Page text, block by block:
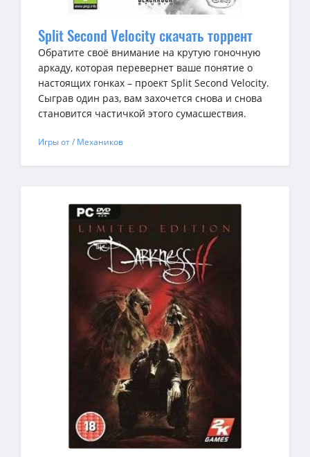
Split Second Velocity скачать торрент
Обратите своё внимание на крутую гоночную
аркаду, которая перевернет ваше понятие о
настоящих гонках – проект Split Second Velocity.
Сыграв один раз, вам захочется снова и снова
становится частичкой этого сумасшествия.
Игры от / Механиков